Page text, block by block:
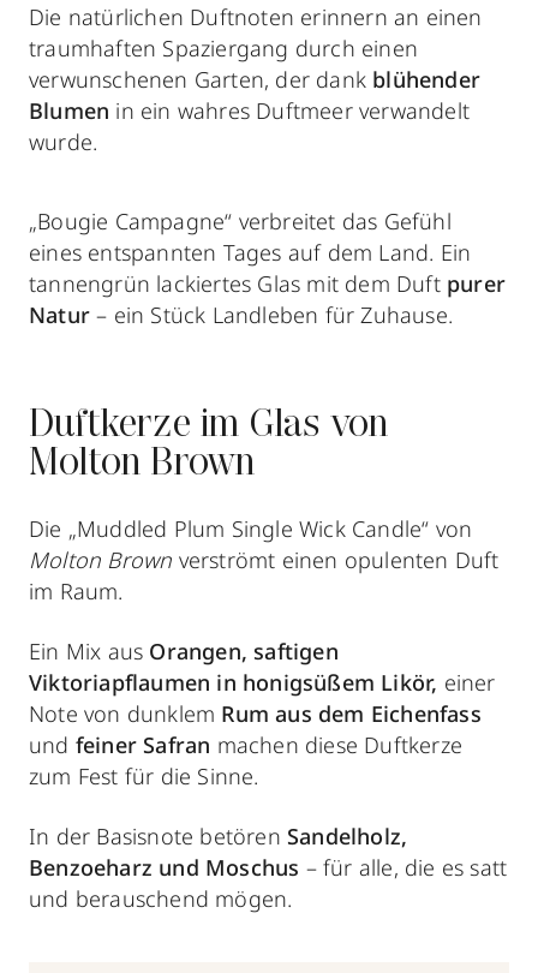
Die natürlichen Duftnoten erinnern an einen
traumhaften Spaziergang durch einen
verwunschenen Garten, der dank blühender
Blumen in ein wahres Duftmeer verwandelt
wurde.
„Bougie Campagne“ verbreitet das Gefühl
eines entspannten Tages auf dem Land. Ein
tannengrün lackiertes Glas mit dem Duft purer
Natur – ein Stück Landleben für Zuhause.
Duftkerze im Glas von
Molton Brown
Die „Muddled Plum Single Wick Candle“ von
Molton Brown verströmt einen opulenten Duft
im Raum.
Ein Mix aus Orangen, saftigen
Viktoriapflaumen in honigsüßem Likör, einer
Note von dunklem Rum aus dem Eichenfass
und feiner Safran machen diese Duftkerze
zum Fest für die Sinne.
In der Basisnote betören Sandelholz,
Benzoeharz und Moschus – für alle, die es satt
und berauschend mögen.